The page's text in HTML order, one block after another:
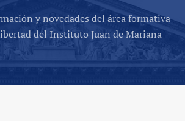
y novedades del área formativa
del Instituto Juan de Mariana